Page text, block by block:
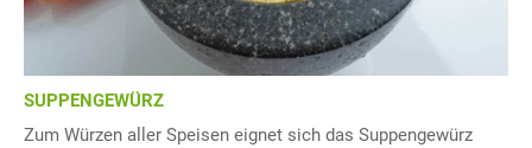
SUPPENGEWÜRZ
Zum Würzen aller Speisen eignet sich das Suppengewürz